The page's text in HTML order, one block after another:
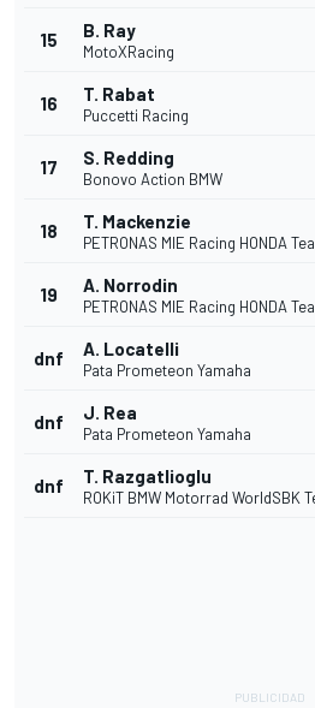
15 B. Ray
MotoXRacing
16 T. Rabat
Puccetti Racing
17 S. Redding
Bonovo Action BMW
18 T. Mackenzie
PETRONAS MIE Racing HONDA
19 A. Norrodin
PETRONAS MIE Racing HONDA
dnf A. Locatelli
Pata Prometeon Yamaha
dnf J. Rea
Pata Prometeon Yamaha
dnf T. Razgatlioglu
ROKiT BMW Motorrad WorldSBK